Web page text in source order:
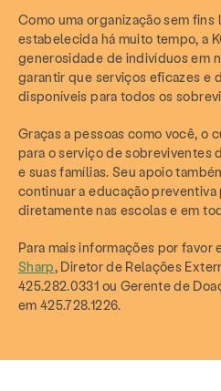
Como uma organização sem fins
estabelecida há muito tempo, a
generosidade de indivíduos em
garantir que serviços eficazes e
disponíveis para todos os
Graças a pessoas como você, o
para o serviço de sobreviventes
e suas famílias. Seu apoio
continuar a educação
diretamente nas escolas e em
Para mais informações por favor
Sharp, Diretor de Relações
425.282.0331 ou Gerente de
em 425.728.1226.